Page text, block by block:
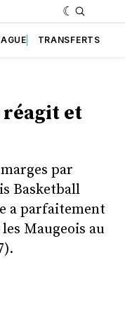
TRANSFERTS
et
par
Basketball
a parfaitement
Maugeois au